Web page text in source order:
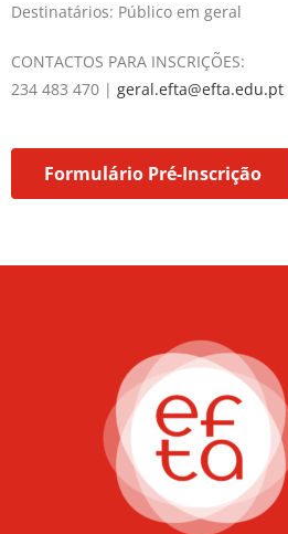
Destinatários: Público em geral
CONTACTOS PARA INSCRIÇÕES:
234 483 470 | geral.efta@efta.edu.pt
Formulário Pré-Inscrição